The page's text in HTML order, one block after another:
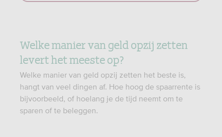
Welke manier van geld opzij zetten
levert het meeste op?
Welke manier van geld opzij zetten het beste is,
hangt van veel dingen af. Hoe hoog de spaarrente is
bijvoorbeeld, of hoelang je de tijd neemt om te
sparen of te beleggen.